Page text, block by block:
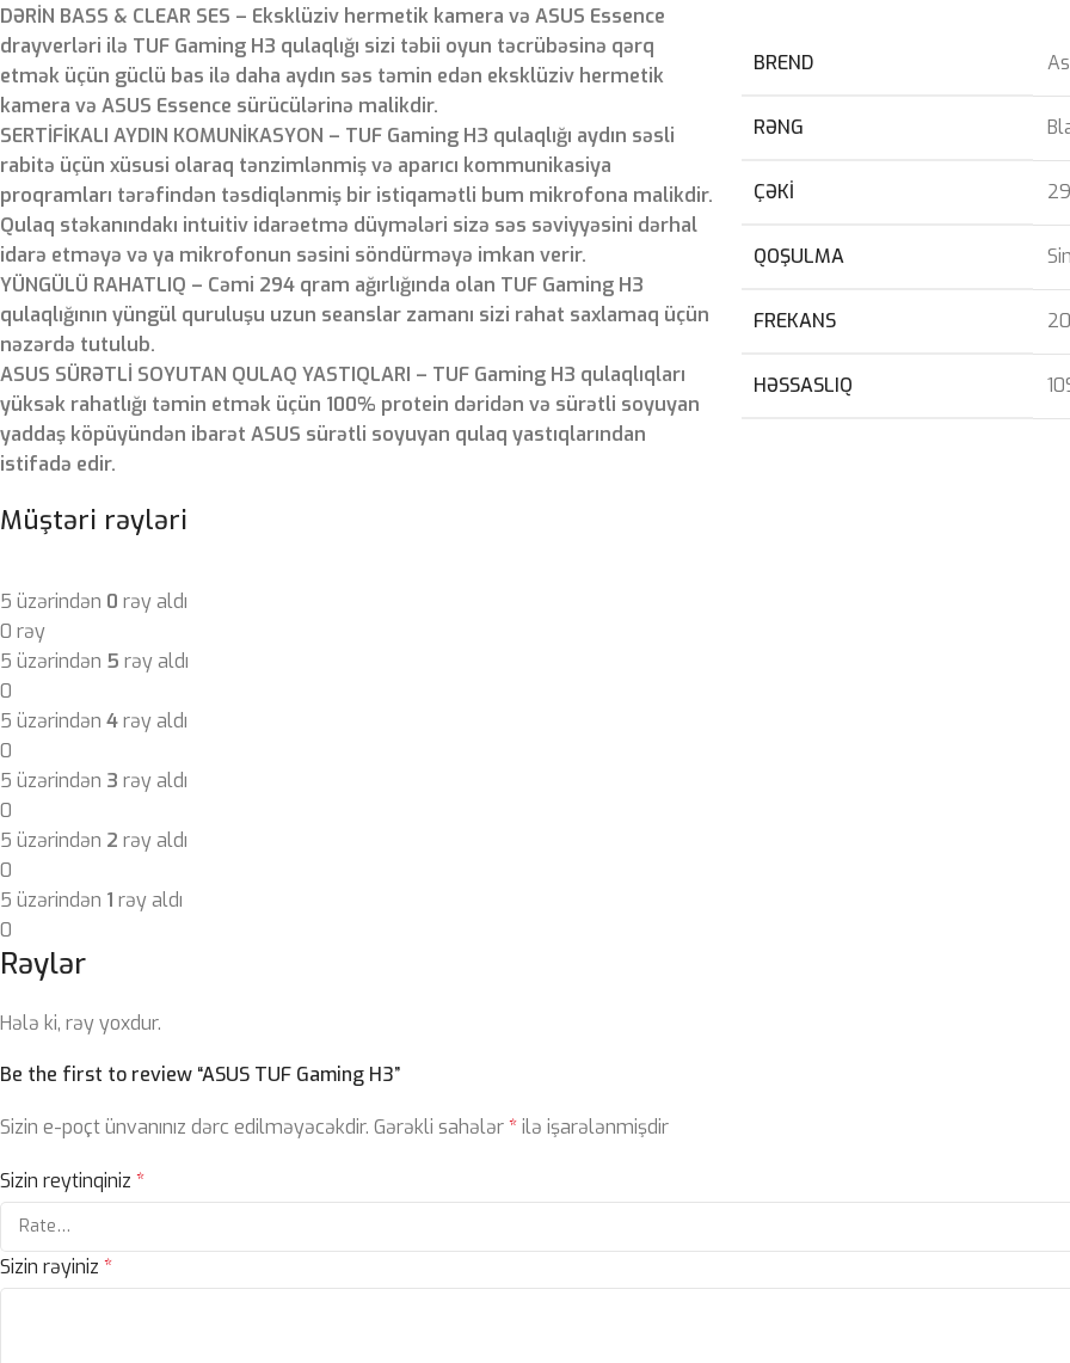
DƏRİN BASS & CLEAR SES – Eksklüziv hermetik kamera və ASUS Essence
drayverləri ilə TUF Gaming H3 qulaqlığı sizi təbii oyun təcrübəsinə qərq
etmək üçün güclü bas ilə daha aydın səs təmin edən eksklüziv hermetik
kamera və ASUS Essence sürücülərinə malikdir.
SERTİFİKALI AYDIN ​​KOMUNİKASYON – TUF Gaming H3 qulaqlığı aydın səsli
rabitə üçün xüsusi olaraq tənzimlənmiş və aparıcı kommunikasiya
proqramları tərəfindən təsdiqlənmiş bir istiqamətli bum mikrofona malikdir.
Qulaq stəkanındakı intuitiv idarəetmə düymələri sizə səs səviyyəsini dərhal
idarə etməyə və ya mikrofonun səsini söndürməyə imkan verir.
YÜNGÜLÜ RAHATLIQ – Cəmi 294 qram ağırlığında olan TUF Gaming H3
qulaqlığının yüngül quruluşu uzun seanslar zamanı sizi rahat saxlamaq üçün
nəzərdə tutulub.
ASUS SÜRƏTLİ SOYUTAN QULAQ YASTIQLARI – TUF Gaming H3 qulaqlıqları
yüksək rahatlığı təmin etmək üçün 100% protein dəridən və sürətli soyuyan
yaddaş köpüyündən ibarət ASUS sürətli soyuyan qulaq yastıqlarından
istifadə edir.
BREND
RƏNG
ÇƏKI
QOŞULMA
FREKANS
HƏSSASLIQ
Müştəri rəyləri
5 üzərindən 0 rəy aldı
0 rəy
5 üzərindən 5 rəy aldı
0
5 üzərindən 4rəy aldı
0
5 üzərindən 3 rəy aldı
0
5 üzərindən 2 rəy aldı
0
5 üzərindən 1 rəy aldı
0
Rəylər
Hələ ki, rəy yoxdur.
Be the first to review “ASUS TUF Gaming H3”
Sizin e-poçt ünvanınız dərc edilməyəcəkdir. Gərəkli sahələr*ilə işarələnmişdir
Sizin reytinqiniz *
Sizin rəyiniz *